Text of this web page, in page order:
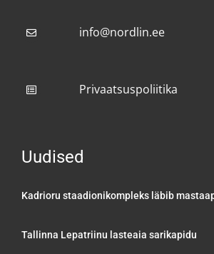
info@nordlin.ee
Privaatsuspoliitika
Uudised
Kadrioru staadionikompleks läbib
Tallinna Lepatriinu lasteaia sarikapidu